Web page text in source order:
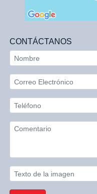
CONTÁCTANOS